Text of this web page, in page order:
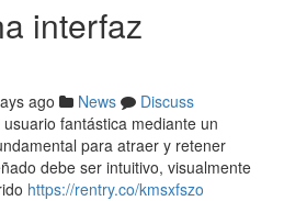
interfaz
ago News
Discuss
fantástica mediante un
para atraer y retener
debe ser intuitivo, visualmente
https://rentry.co/kmsxfszo